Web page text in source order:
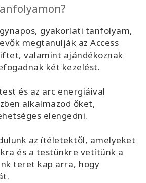
gyakorlati tanfolyam,
megtanulják az Access
valamint ajándékoznak
két kezelést.
és az arc energiáival
alkalmazod őket,
elengedni.
az ítéletektől, amelyeket
és a testünkre vetítünk a
teret kap arra, hogy